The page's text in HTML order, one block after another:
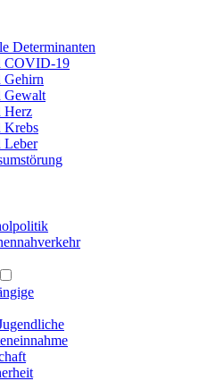
Determinanten
COVID-19
Gehirn
Gewalt
Herz
Krebs
Leber